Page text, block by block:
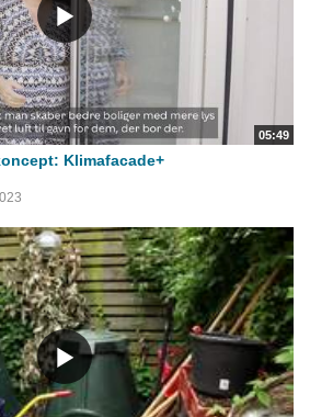
05:49
Klimafacade+